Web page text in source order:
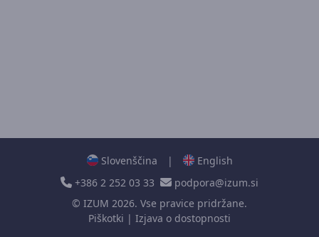
Slovenščina |
English
+386 2 252 03 33
podpora@izum.si
© IZUM 2026. Vse pravice pridržane.
Piškotki | Izjava o dostopnosti